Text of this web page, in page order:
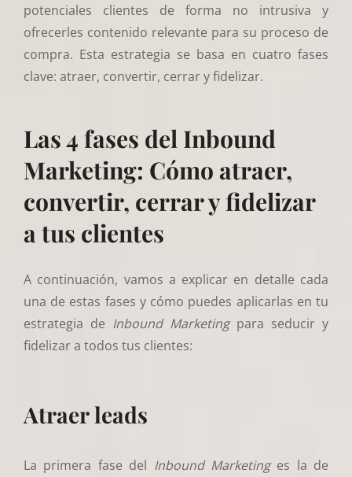
potenciales clientes de forma no intrusiva y
ofrecerles contenido relevante para su proceso de
compra. Esta estrategia se basa en cuatro fases
clave: atraer, convertir, cerrar y fidelizar.
Las 4 fases del Inbound
Marketing: Cómo atraer,
convertir, cerrar y fidelizar
a tus clientes
A continuación, vamos a explicar en detalle cada
una de estas fases y cómo puedes aplicarlas en tu
estrategia de Inbound Marketingpara seducir y
fidelizar a todos tus clientes:
Atraer leads
La primera fase del Inbound Marketinges la de